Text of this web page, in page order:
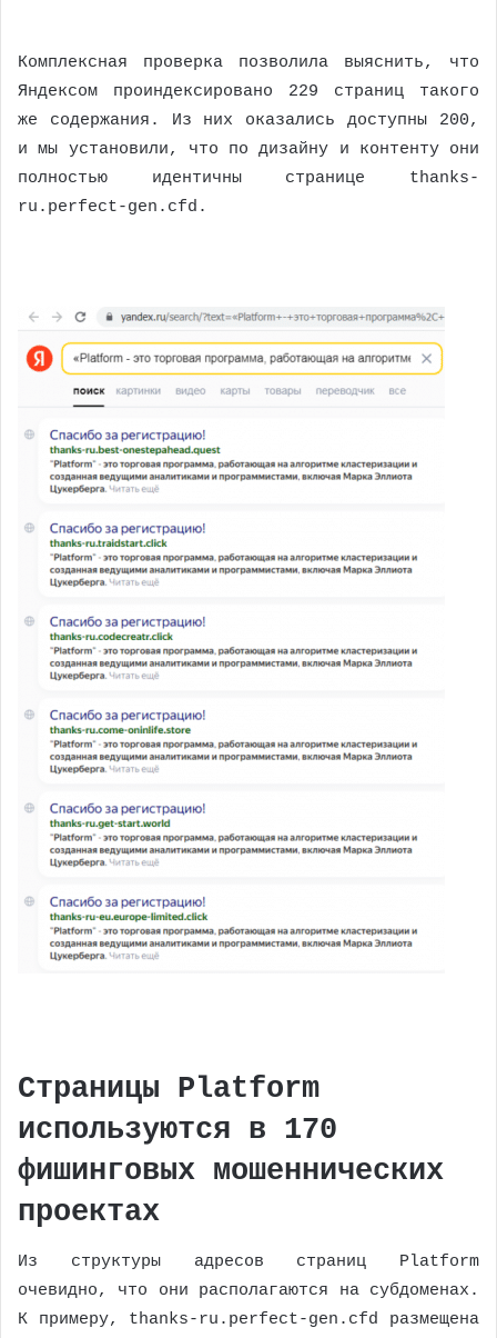
Комплексная проверка позволила выяснить, что
Яндексом проиндексировано 229 страниц такого
же содержания. Из них оказались доступны 200,
и мы установили, что по дизайну и контенту они
полностью идентичны странице thanks-
ru.perfect-gen.cfd.
Страницы Platform
используются в 170
фишинговых мошеннических
проектах
Из структуры адресов страниц Platform
очевидно, что они располагаются на субдоменах.
К примеру, thanks-ru.perfect-gen.cfd размещена